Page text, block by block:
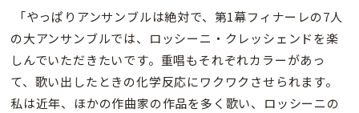
「やっぱりアンサンブルは絶対で、第1幕フィナーレの7人
の大アンサンブルでは、ロッシーニ・クレッシェンドを楽
しんでいただきたいです。重唱もそれぞれカラーがあっ
て、歌い出したときの化学反応にワクワクさせられます。
私は近年、ほかの作曲家の作品を多く歌い、ロッシーニの